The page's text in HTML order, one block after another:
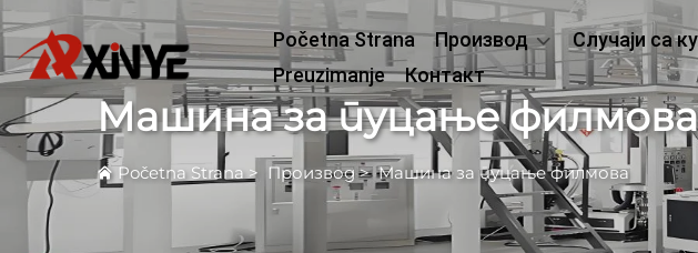
Početna Strana Производ Случаји са
Preuzimanje
Контакт
Машина за пуцање филмова
Početna Strana> Производ>Машина за пуцање филмова